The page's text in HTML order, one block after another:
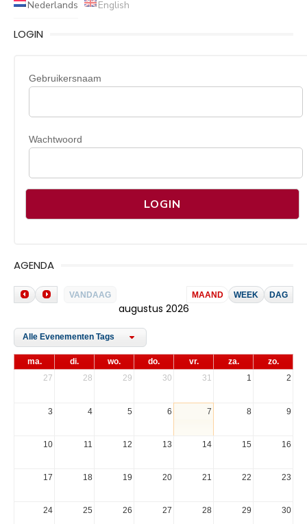
Nederlands English
LOGIN
Gebruikersnaam
Wachtwoord
AGENDA
VANDAAG MAAND WEEK DAG
augustus 2026
Alle Evenementen Tags
ma. di. wo. do. vr. za.
zo.
27
28 29 30 31 1 2
3 4 5 6 7 8 9
10 11 12 13 14 15 16
17 18 19 20 21 22 23
24 25 26 27 28 29 30